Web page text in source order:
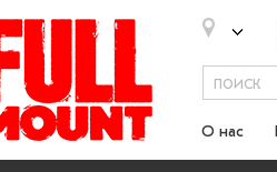
О нас